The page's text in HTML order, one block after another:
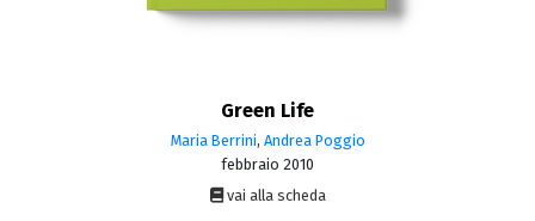
Green Life
Maria Berrini, Andrea Poggio
febbraio 2010
vai alla scheda